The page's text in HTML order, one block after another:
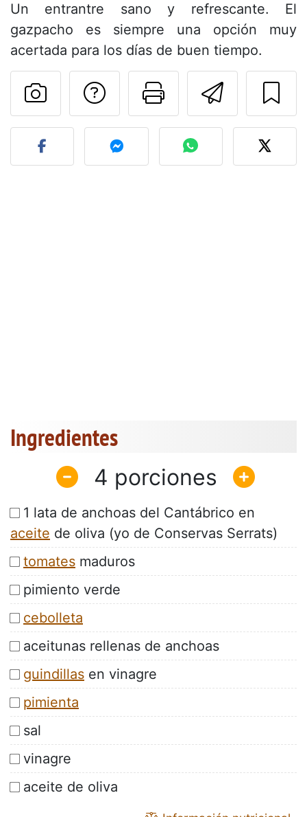
Un entrantre sano y refrescante. El
gazpacho es siempre una opción muy
acertada para los días de buen tiempo.
Imprimir
Preguntar al autor
Publicar la foto de esta
Ingredientes
4
1 lata de anchoas del Cantábrico en
aceite de oliva (yo de Conservas Serrats)
tomates maduros
pimiento verde
cebolleta
aceitunas rellenas de anchoas
guindillas en vinagre
pimienta
sal
vinagre
aceite de oliva